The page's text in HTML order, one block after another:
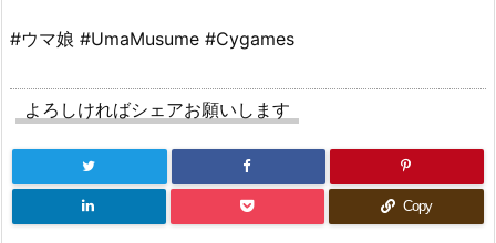
#ウマ娘 #UmaMusume #Cygames
よろしければシェアお願いします
Copy